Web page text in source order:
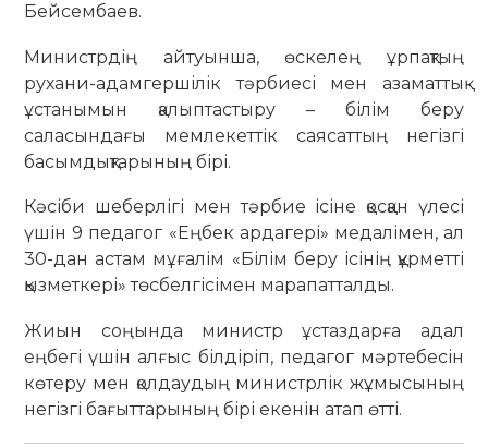
Бейсембаев.
Министрдің айтуынша, өскелең ұрпақтың
рухани-адамгершілік тәрбиесі мен азаматтық
ұстанымын қалыптастыру – білім беру
саласындағы мемлекеттік саясаттың негізгі
басымдықтарының бірі.
Кәсіби шеберлігі мен тәрбие ісіне қосқан үлесі
үшін 9 педагог «Еңбек ардагері» медалімен, ал
30-дан астам мұғалім «Білім беру ісінің құрметті
қызметкері» төсбелгісімен марапатталды.
Жиын соңында министр ұстаздарға адал
еңбегі үшін алғыс білдіріп, педагог мәртебесін
көтеру мен қолдаудың министрлік жұмысының
негізгі бағыттарының бірі екенін атап өтті.